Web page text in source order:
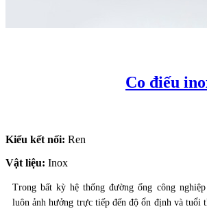
Co điếu
Kiểu kết nối: Ren
Vật liệu: Inox
Trong bất kỳ hệ thống đường ống công
luôn ảnh hưởng trực tiếp đến độ ổn định và tuổi